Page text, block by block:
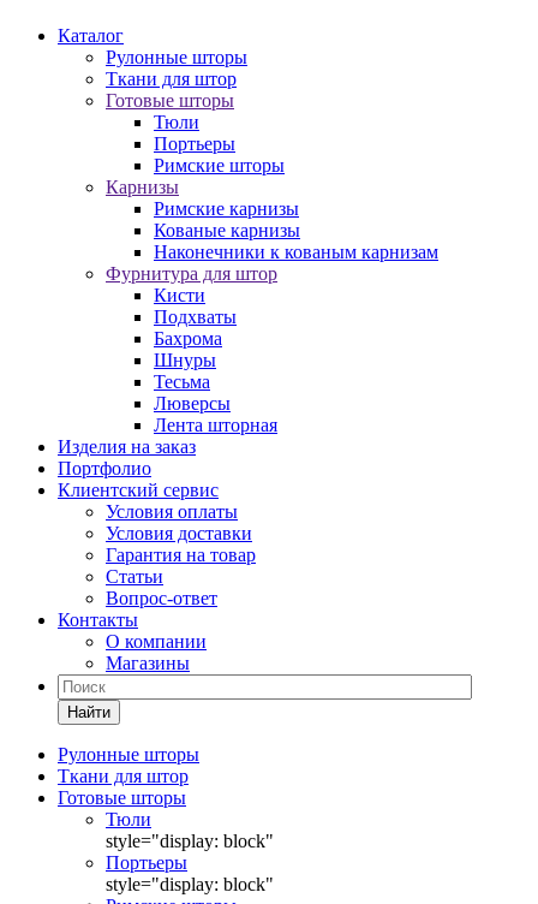
Каталог
Рулонные шторы
Ткани для штор
Готовые шторы
Тюли
Портьеры
Римские шторы
Карнизы
Римские карнизы
Кованые карнизы
Наконечники к кованым карнизам
Фурнитура для штор
Кисти
Подхваты
Бахрома
Шнуры
Тесьма
Люверсы
Лента шторная
Изделия на заказ
Портфолио
Клиентский сервис
Условия оплаты
Условия доставки
Гарантия на товар
Статьи
Вопрос-ответ
Контакты
О компании
Магазины
Найти
Рулонные шторы
Ткани для штор
Готовые шторы
Тюли
style="display: block"
Портьеры
style="display: block"